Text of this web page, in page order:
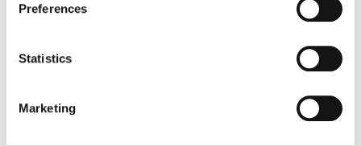
Preferences
Statistics
Marketing
Cáipéisí a foilsíodh don Chomhairliúcháin
Phoiblí ar an Rogha Bealaigh
Idirghabháil ar Thoilleadh Éilimh Amach Anseo ar Líne